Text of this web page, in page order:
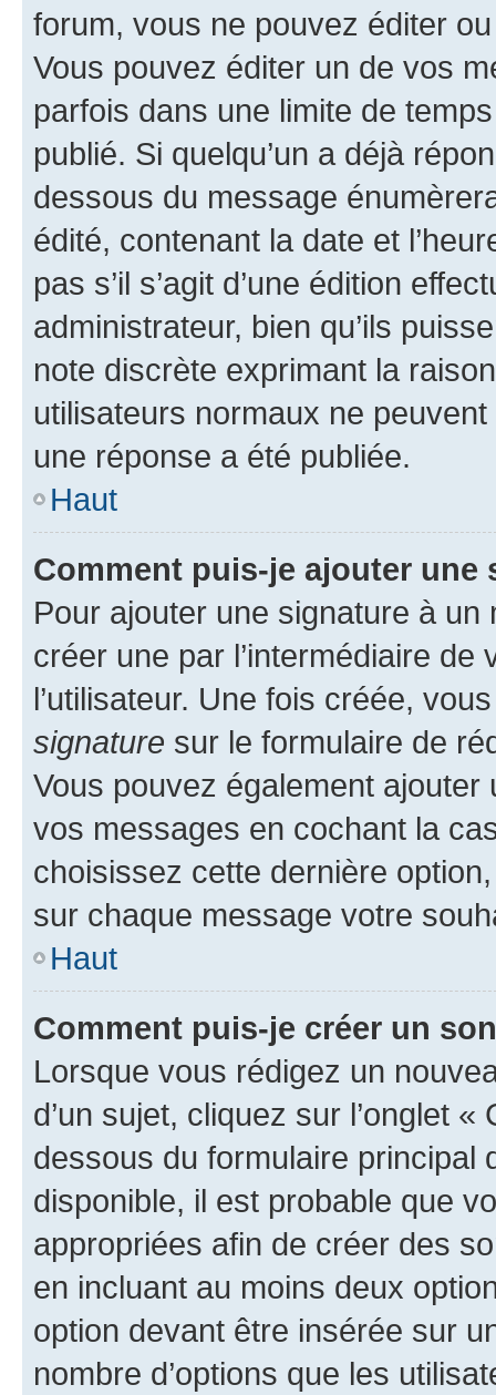
forum, vous ne pouvez éditer
Vous pouvez éditer un de vos
parfois dans une limite de
publié. Si quelqu’un a déjà
dessous du message
édité, contenant la date et
pas s’il s’agit d’une édition
administrateur, bien qu’ils
note discrète exprimant la
utilisateurs normaux ne
une réponse a été publiée.
Haut
Comment puis-je ajouter une
Pour ajouter une signature à un
créer une par l’intermédiaire
l’utilisateur. Une fois créée,
signature sur le formulaire de
Vous pouvez également
vos messages en cochant la
choisissez cette dernière
sur chaque message votre
Haut
Comment puis-je créer un
Lorsque vous rédigez un
d’un sujet, cliquez sur l’onglet
dessous du formulaire principal
disponible, il est probable que
appropriées afin de créer des
en incluant au moins deux
option devant être insérée sur
nombre d’options que les